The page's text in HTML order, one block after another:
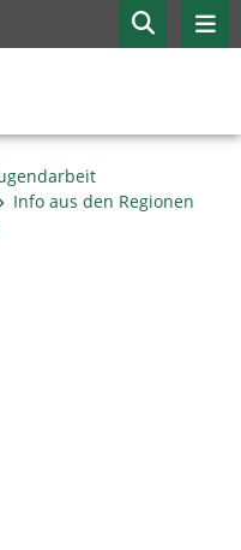
Info aus den Regionen